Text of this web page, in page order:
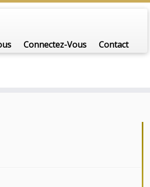
Connectez-Vous Contact